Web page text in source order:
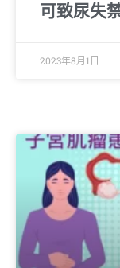
可致尿失
2023年8月1日